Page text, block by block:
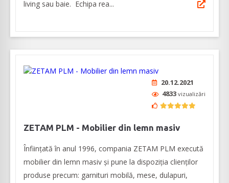
living sau baie. Echipa rea...
20.12.2021
4833 vizualizări
ZETAM PLM - Mobilier din lemn masiv
Înființată în anul 1996, compania ZETAM PLM execută
mobilier din lemn masiv și pune la dispoziția clienților
produse precum: garnituri mobilă, mese, dulapuri,